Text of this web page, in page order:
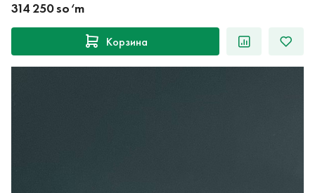
314 250 so‘m
Корзина